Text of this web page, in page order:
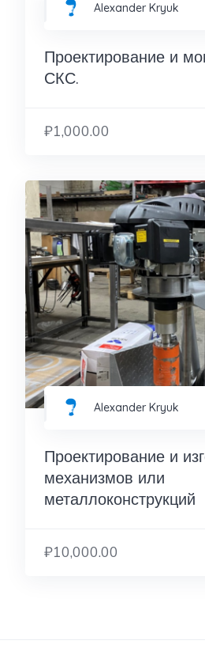
Alexander Kryuk
Проектирование и
СКС.
₽1,000.00
Alexander Kryuk
Проектирование и
механизмов или
металлоконструкций
₽10,000.00